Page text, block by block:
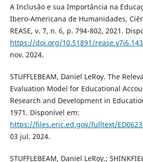
A Inclusão e sua Importância na
Ibero-Americana de Humanidades,
REASE, v. 7, n. 6, p. 794-802, 2021.
https://doi.org/10.51891/
nov. 2024.
STUFFLEBEAM, Daniel LeRoy. The
Evaluation Model for Educational
Research and Development in
1971. Disponível em:
https://files.eric.ed.gov/fulltext/
03 jul. 2024.
STUFFLEBEAM, Daniel LeRoy.;